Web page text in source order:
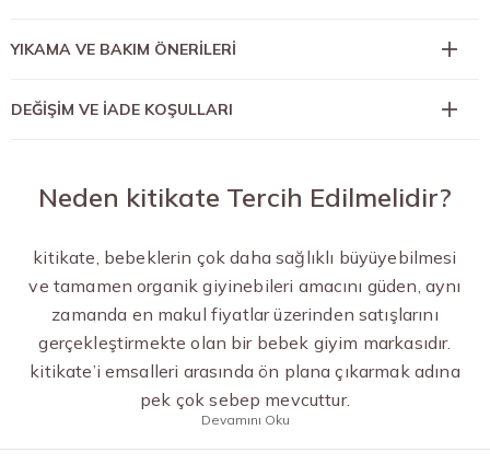
YIKAMA VE BAKIM ÖNERİLERİ
DEĞİŞİM VE İADE KOŞULLARI
Neden kitikate Tercih Edilmelidir?
kitikate, bebeklerin çok daha sağlıklı büyüyebilmesi
ve tamamen organik giyinebileri amacını güden, aynı
zamanda en makul fiyatlar üzerinden satışlarını
gerçekleştirmekte olan bir bebek giyim markasıdır.
kitikate’i emsalleri arasında ön plana çıkarmak adına
pek çok sebep mevcuttur.
Devamını Oku